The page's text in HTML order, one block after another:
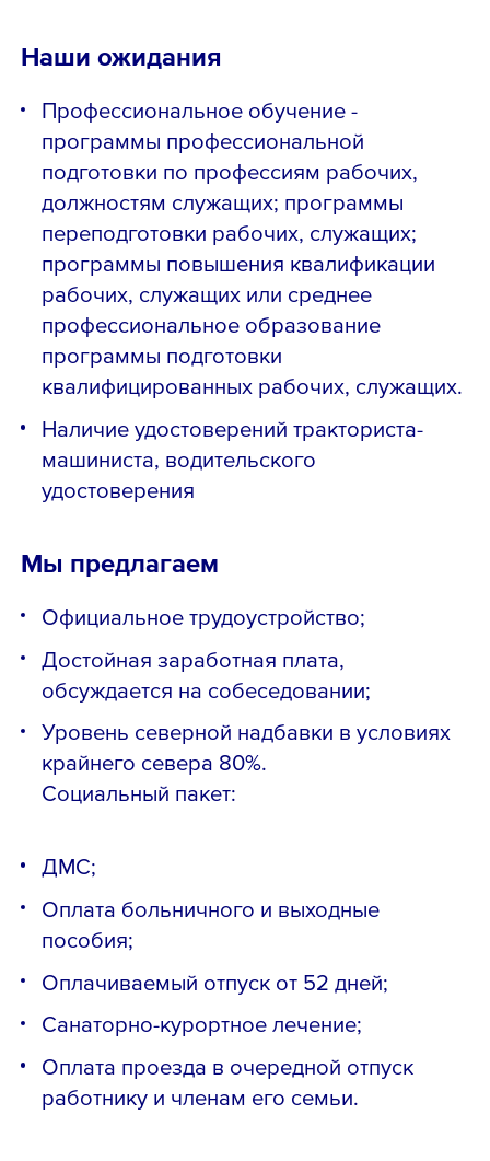
Наши ожидания
Профессиональное обучение -
программы профессиональной
подготовки по профессиям рабочих,
должностям служащих; программы
переподготовки рабочих, служащих;
программы повышения квалификации
рабочих, служащих или среднее
профессиональное образование
программы подготовки
квалифицированных рабочих, служащих.
Наличие удостоверений тракториста-
машиниста, водительского
удостоверения
Мы предлагаем
Официальное трудоустройство;
Достойная заработная плата,
обсуждается на собеседовании;
Уровень северной надбавки в условиях
крайнего севера 80%.
Социальный пакет:
ДМС;
Оплата больничного и выходные
пособия;
Оплачиваемый отпуск от 52 дней;
Санаторно-курортное лечение;
Оплата проезда в очередной отпуск
работнику и членам его семьи.